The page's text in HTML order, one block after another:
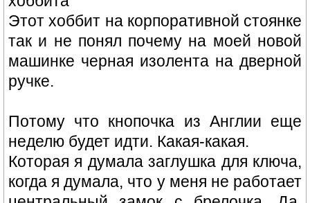
Этот хоббит на корпоративной стоянке
так и не понял почему на моей новой
машинке черная изолента на дверной
ручке.
Потому что кнопочка из Англии еще
неделю будет идти. Какая-какая.
Которая я думала заглушка для ключа,
когда я думала, что у меня не работает